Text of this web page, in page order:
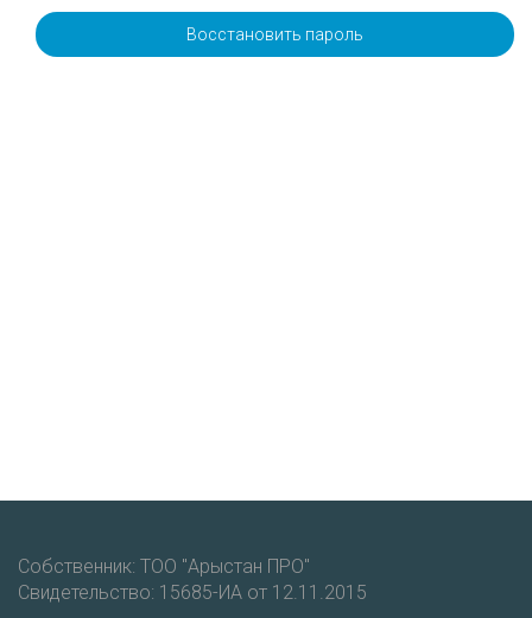
Восстановить пароль
Собственник: ТОО "Арыстан ПРО"
Свидетельство: 15685-ИА от 12.11.2015